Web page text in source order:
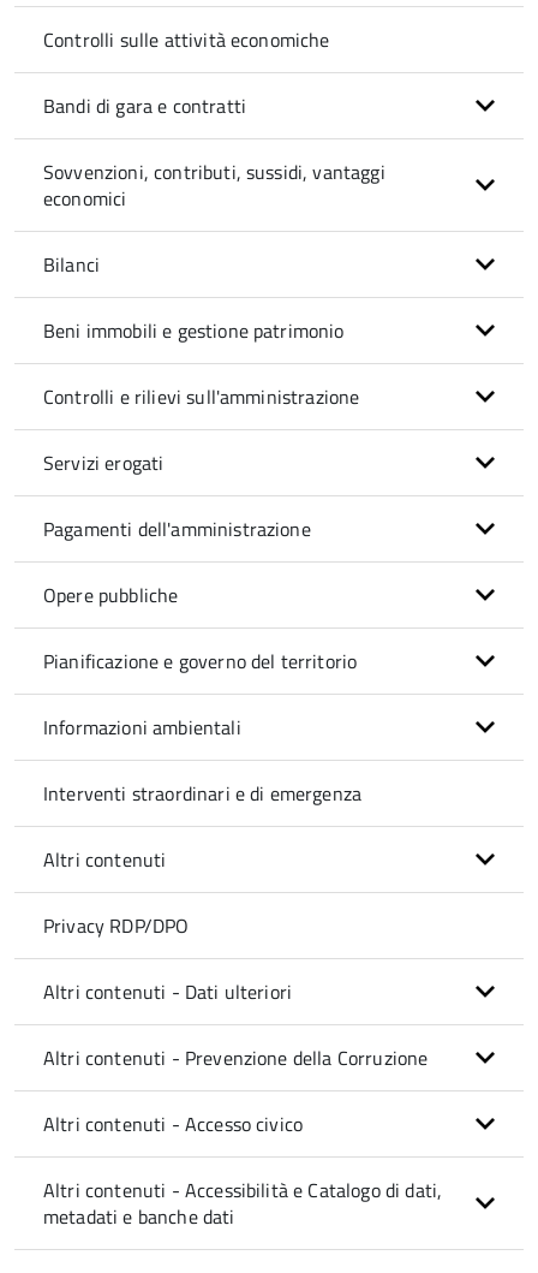
Controlli sulle attività economiche
Bandi di gara e contratti
Sovvenzioni, contributi, sussidi, vantaggi
economici
Bilanci
Beni immobili e gestione patrimonio
Controlli e rilievi sull'amministrazione
Servizi erogati
Pagamenti dell'amministrazione
Opere pubbliche
Pianificazione e governo del territorio
Informazioni ambientali
Interventi straordinari e di emergenza
Altri contenuti
Privacy RDP/DPO
Altri contenuti - Dati ulteriori
Altri contenuti - Prevenzione della Corruzione
Altri contenuti - Accesso civico
Altri contenuti - Accessibilità e Catalogo di dati,
metadati e banche dati